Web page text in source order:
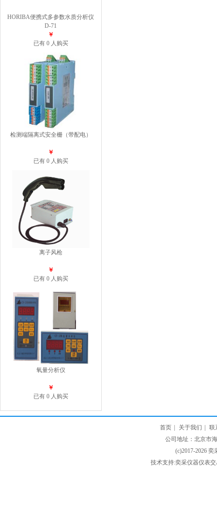
HORIBA便携式多参数水质分析仪
D-71
￥
已有 0 人购买
检测端隔离式安全栅（带配电）
￥
已有 0 人购买
离子风枪
￥
已有 0 人购买
氧量分析仪
￥
已有 0 人购买
首页 关于我们
联
公司地址：北京市
(c)2017-2026
技术支持:奕采仪器仪表